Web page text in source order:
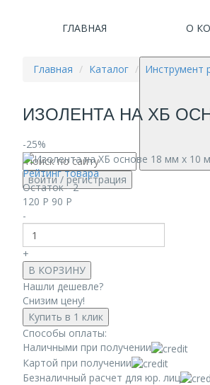
ГЛАВНАЯ О
войти/ регистрация
Главная Каталог Инструмент
ИЗОЛЕНТА НА ХБ
-25%
Рейтинг товара
Остаток - 2
120 Р 90 Р
-
+
В КОРЗИНУ
Нашли дешевле?
Снизим цену!
Купить в 1 клик
Способы оплаты:
Наличными при получении
Картой при получении
Безналичный расчет для юр. лиц